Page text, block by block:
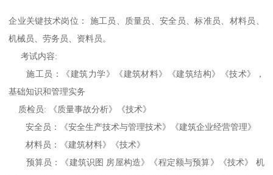
企业关键技术岗位： 施工员、质量员、安全员、标准员、材料员、
机械员、劳务员、资料员。
考试内容:
施工员：《建筑力学》《建筑材料》《建筑结构》《技术》，
基础知识和管理实务
质检员: 《质量事故分析》《技术》
安全员：《安全生产技术与管理技术》《建筑企业经营管理》
材料员：《建筑材料》《技术》
预算员：《建筑识图 房屋构造》《程定额与预算》《技术》 机